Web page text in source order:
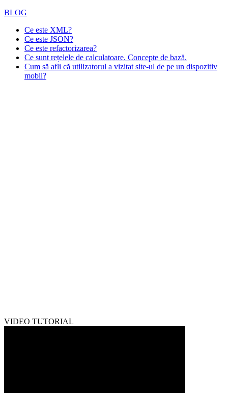
BLOG
Ce este XML?
Ce este JSON?
Ce este refactorizarea?
Ce sunt rețelele de calculatoare. Concepte de bază.
Cum să afli că utilizatorul a vizitat site-ul de pe un dispozitiv
mobil?
VIDEO TUTORIAL